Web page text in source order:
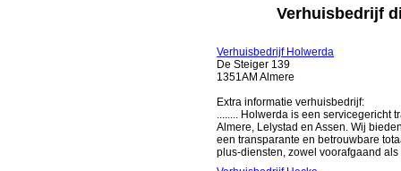
Verhuisbedrijf
Verhuisbedrijf Holwerda
De Steiger 139
1351AM Almere
Extra informatie verhuisbedrijf:
........ Holwerda is een servicegericht
Almere, Lelystad en Assen. Wij
een transparante en betrouwbare
plus-diensten, zowel voorafgaand